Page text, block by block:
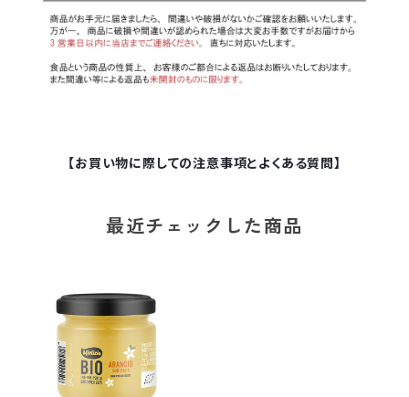
【お買い物に際しての注意事項とよくある質問】
最近チェックした商品